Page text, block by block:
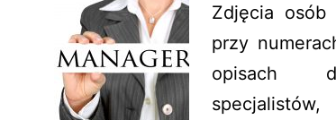
Zdjęcia osób
przy
opisach